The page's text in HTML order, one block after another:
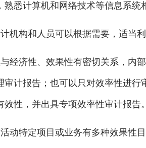
熟悉计算机和网络技术等信息系统
构和人员可以根据需要，适当利
济性、效果性有密切关系，内部
审计报告；也可以只对效率性进
性，并出具专项效率性审计报告。
特定项目或业务有多种效果性目